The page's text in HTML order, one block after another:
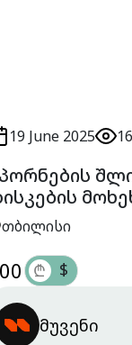
19 June 2025
თბილისი
₾ $
მუვენი